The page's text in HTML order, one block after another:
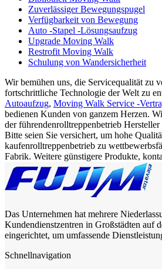
Zuverlässiger Bewegungspugel
Verfügbarkeit von Bewegung
Auto -Stapel -Lösungsaufzug
Upgrade Moving Walk
Restrofit Moving Walk
Schulung von Wandersicherheit
Wir bemühen uns, die Servicequalität zu
fortschrittliche Technologie der Welt zu
Autoaufzug, Moving Walk Service -
bedienen Kunden von ganzem Herzen.
der führendenrolltreppenbetrieb
Bitte seien Sie versichert, um hohe
kaufenrolltreppenbetrieb zu
Fabrik. Weitere günstigere Produkte,
Das Unternehmen hat mehrere
Kundendienstzentren in Großstädten auf
eingerichtet, um umfassende
Schnellnavigation